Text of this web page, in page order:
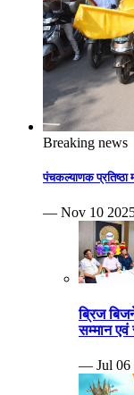
Breaking news
पंचकल्याणक
— Nov 10
ब्रिज
सम्मान एवं
— Jul 06